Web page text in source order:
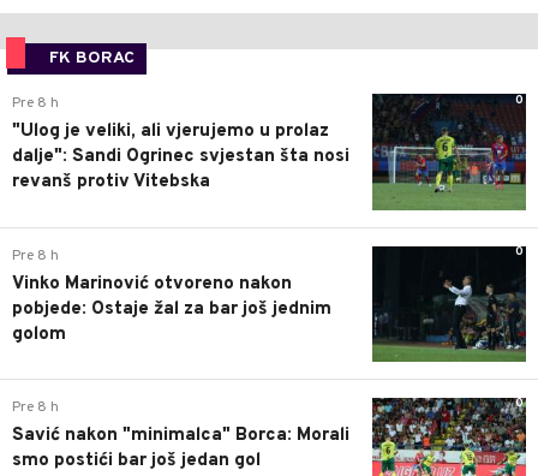
FK BORAC
0
Pre 8 h
"Ulog je veliki, ali vjerujemo u prolaz
dalje": Sandi Ogrinec svjestan šta nosi
revanš protiv Vitebska
0
Pre 8 h
Vinko Marinović otvoreno nakon
pobjede: Ostaje žal za bar još jednim
golom
0
Pre 8 h
Savić nakon "minimalca" Borca: Morali
smo postići bar još jedan gol